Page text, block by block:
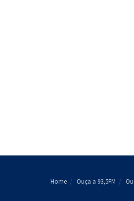
Home Ouça a 93,5FM